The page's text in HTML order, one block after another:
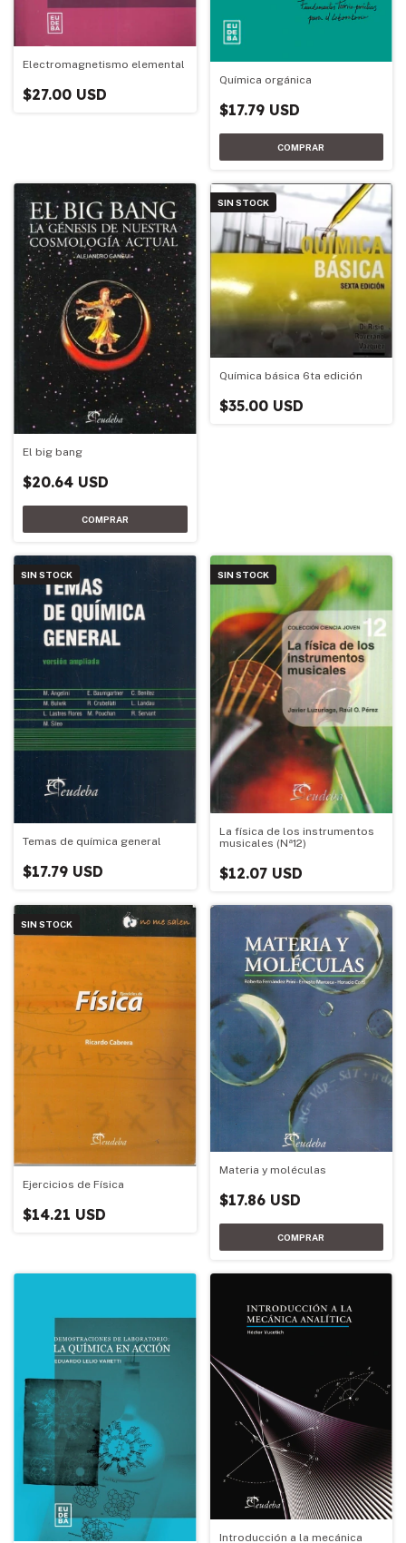
Electromagnetismo elemental
$27.00 USD
Química orgánica
$17.79 USD
El big bang
$20.64 USD
SIN STOCK
Química básica 6ta edición
$35.00 USD
SIN STOCK
Temas de química general
$17.79 USD
SIN STOCK
La física de los instrumentos
musicales (Nª12)
$12.07 USD
SIN STOCK
Ejercicios de Física
$14.21 USD
Materia y moléculas
$17.86 USD
Introducción a la mecánica